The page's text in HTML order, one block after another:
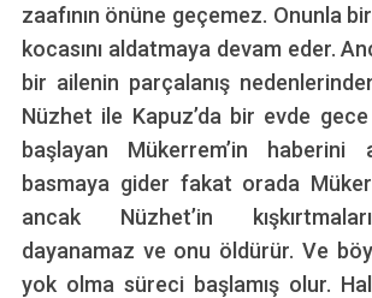
zaafının önüne geçemez. Onunla
kocasını aldatmaya devam eder.
bir ailenin parçalanış
Nüzhet ile Kapuz’da bir evde
başlayan Mükerrem’in
basmaya gider fakat orada
ancak Nüzhet’in
dayanamaz ve onu öldürür. Ve
yok olma süreci başlamış olur.